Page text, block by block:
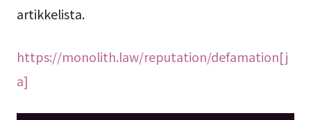
artikkelista.
https://monolith.law/reputation/defamation[j
a]